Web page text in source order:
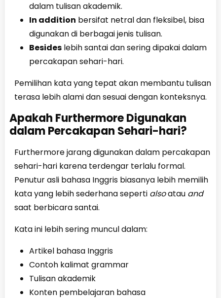
dalam tulisan akademik.
In addition bersifat netral dan fleksibel, bisa
digunakan di berbagai jenis tulisan.
Besideslebih santai dan sering dipakai dalam
percakapan sehari-hari.
Pemilihan kata yang tepat akan membantu tulisan
terasa lebih alami dan sesuai dengan konteksnya.
Apakah Furthermore Digunakan
dalam Percakapan Sehari-hari?
Furthermore jarang digunakan dalam percakapan
sehari-hari karena terdengar terlalu formal.
Penutur asli bahasa Inggris biasanya lebih memilih
kata yang lebih sederhana seperti alsoatau and
saat berbicara santai.
Kata ini lebih sering muncul dalam:
Artikel bahasa Inggris
Contoh kalimat grammar
Tulisan akademik
Konten pembelajaran bahasa